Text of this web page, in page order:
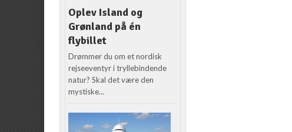
Oplev Island og
Grønland på én
flybillet
Drømmer du om et nordisk
rejseeventyr i tryllebindende
natur? Skal det være den
mystiske...